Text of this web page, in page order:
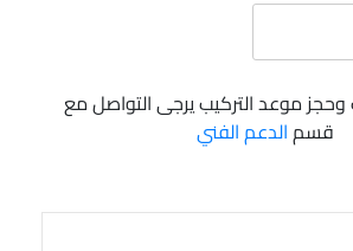
وحجز موعد التركيب يرجى التواصل مع
قسمالدعم الفني